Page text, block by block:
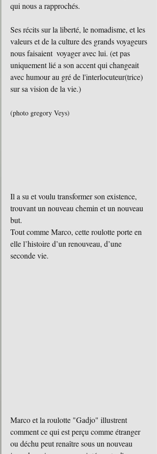
qui nous a rapprochés.
Ses récits sur la liberté, le nomadisme, et les
valeurs et de la culture des grands voyageurs
nous faisaient  voyager avec lui. (et pas
uniquement lié a son accent qui changeait
avec humour au gré de l'interlocuteur(trice)
sur sa vision de la vie.)
(photo gregory Veys)
Il a su et voulu transformer son existence,
trouvant un nouveau chemin et un nouveau
but.
Tout comme Marco, cette roulotte porte en
elle l’histoire d’un renouveau, d’une
seconde vie.
Marco et la roulotte "Gadjo" illustrent
comment ce qui est perçu comme étranger
ou déchu peut renaître sous un nouveau